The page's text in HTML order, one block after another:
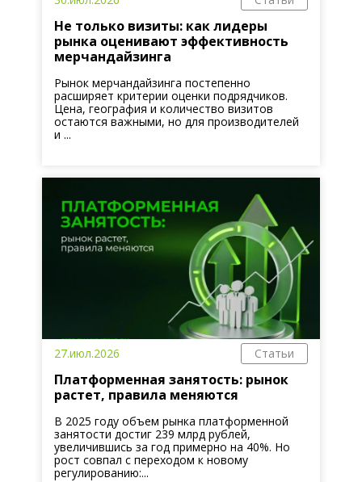
Не только визиты: как лидеры
рынка оценивают эффективность
мерчандайзинга
Рынок мерчандайзинга постепенно
расширяет критерии оценки подрядчиков.
Цена, география и количество визитов
остаются важными, но для производителей
и ...
27.июл.2026 Статьи
Платформенная занятость: рынок
растет, правила меняются
В 2025 году объем рынка платформенной
занятости достиг 239 млрд рублей,
увеличившись за год примерно на 40%. Но
рост совпал с переходом к новому
регулированию:...